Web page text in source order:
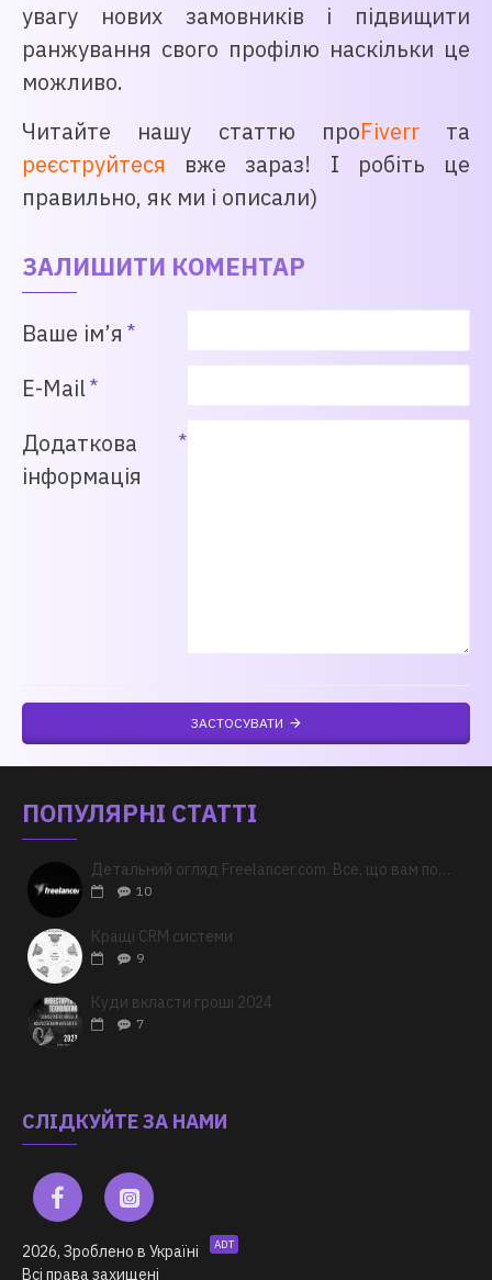
увагу нових замовників і підвищити
ранжування свого профілю наскільки це
можливо.
Читайте нашу статтю проFiverr
та
реєструйтеся вже зараз! І робіть це
правильно, як ми і описали)
ЗАЛИШИТИ КОМЕНТАР
Ваше ім’я
E-Mail
Додаткова
інформація
ЗАСТОСУВАТИ
ПОПУЛЯРНІ СТАТТІ
Детальний огляд Freelancer.com. Все, що вам потрібно знати
10
Кращі CRM системи
9
Куди вкласти гроші 2024
7
СЛІДКУЙТЕ ЗА НАМИ
2026, Зроблено в Україні ADT
Всі права захищені